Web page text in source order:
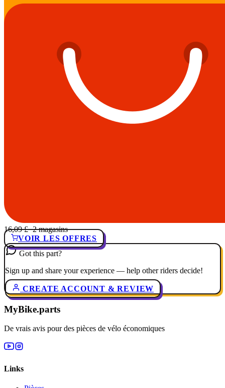
16,09 £· 2 magasins
VOIR LES OFFRES
Got this part?
Sign up and share your experience — help other riders decide!
CREATE ACCOUNT & REVIEW
MyBike.parts
De vrais avis pour des pièces de vélo économiques
Links